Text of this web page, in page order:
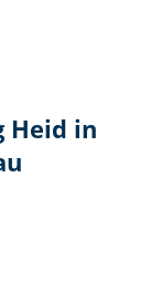
Heid in